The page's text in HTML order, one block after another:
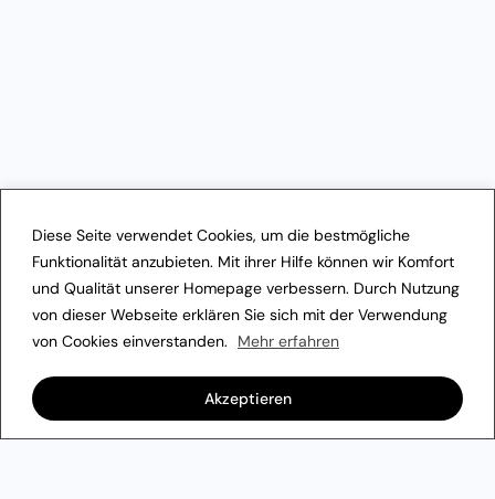
Diese Seite verwendet Cookies, um die bestmögliche
Funktionalität anzubieten. Mit ihrer Hilfe können wir Komfort
und Qualität unserer Homepage verbessern. Durch Nutzung
von dieser Webseite erklären Sie sich mit der Verwendung
von Cookies einverstanden.
Mehr erfahren
Akzeptieren